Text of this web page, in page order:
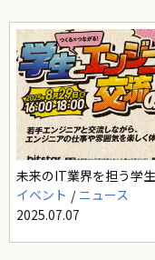
未来のIT業界を担う
イベント
ニュース
2025.07.07